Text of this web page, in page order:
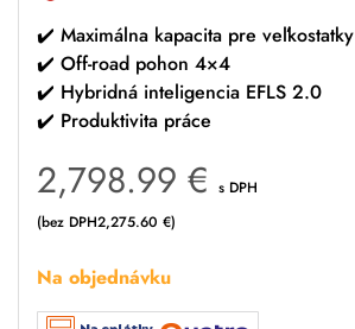
✔️ Maximálna kapacita pre veľkostatky
✔️ Off-road pohon 4×4
✔️ Hybridná inteligencia EFLS 2.0
✔️ Produktivita práce
2,798.99 € s DPH
(bez DPH2,275.60 €)
Na objednávku